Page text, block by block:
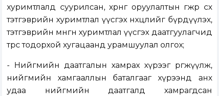
хуримтлалд суурилсан, хөрөнгө оруулалтын өгөөжөөр өсөх
тэтгэврийн хуримтлал үүсгэх нөхцөлийг бүрдүүлэх,
тэтгэврийн мөнгөн хуримтлал үүсгэх даатгуулагчид
төрөөс тодорхой хугацаанд урамшуулал олгох;
- Нийгмийн даатгалын хамрах хүрээг өргөжүүлж,
нийгмийн хамгааллын баталгааг хүрээнд анх
удаа нийгмийн даатгалд хамрагдсан